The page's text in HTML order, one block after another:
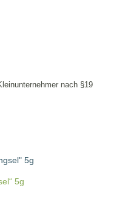
nach §19
5g